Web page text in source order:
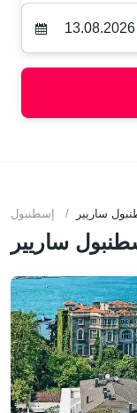
إسطنبول ساريير
ساريير